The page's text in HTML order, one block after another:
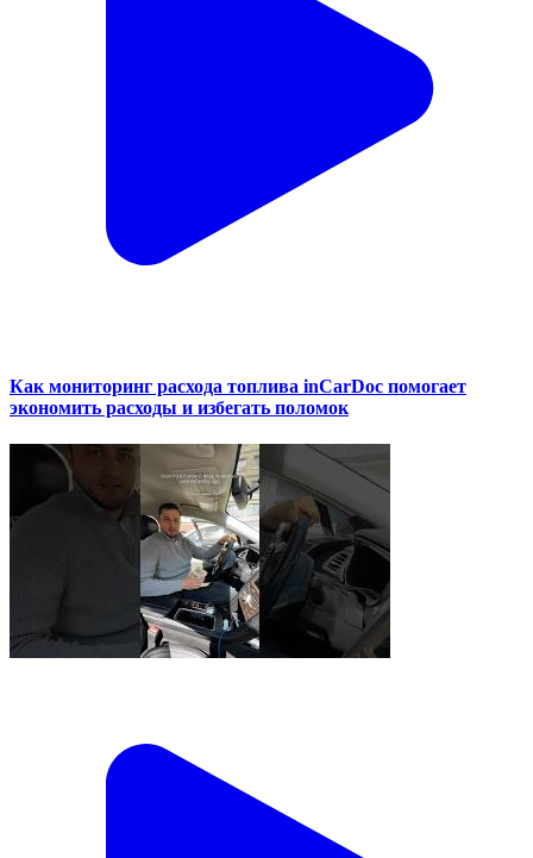
Как мониторинг расхода топлива inCarDoc помогает
экономить расходы и избегать поломок